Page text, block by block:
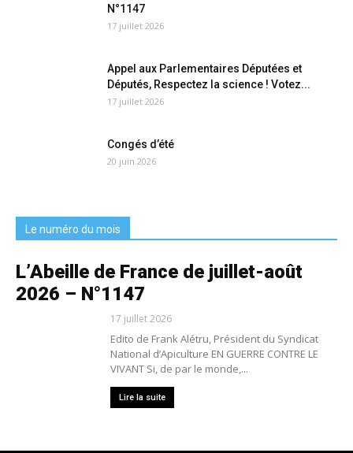
N°1147
17 juillet 2026
Appel aux Parlementaires Députées et
Députés, Respectez la science ! Votez...
17 juillet 2026
Congés d’été
20 juin 2026
Le numéro du mois
L’Abeille de France de juillet-août
2026 – N°1147
17 juillet 2026
Edito de Frank Alétru, Président du Syndicat
National d’Apiculture EN GUERRE CONTRE LE
VIVANT Si, de par le monde,...
Lire la suite